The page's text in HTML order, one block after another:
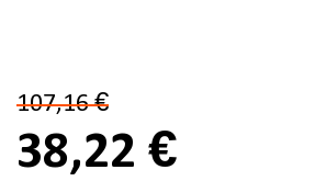
107,16 €
38,22 €